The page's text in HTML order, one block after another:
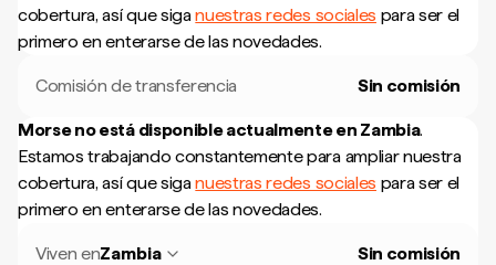
cobertura, así que siganuestras redes sociales para ser el
primero en enterarse de las novedades.
Comisión de transferencia Sin comisión
Morse no está disponible actualmente en Zambia.
Estamos trabajando constantemente para ampliar nuestra
cobertura, así que siganuestras redes sociales para ser el
primero en enterarse de las novedades.
Viven enZambia Sin comisión